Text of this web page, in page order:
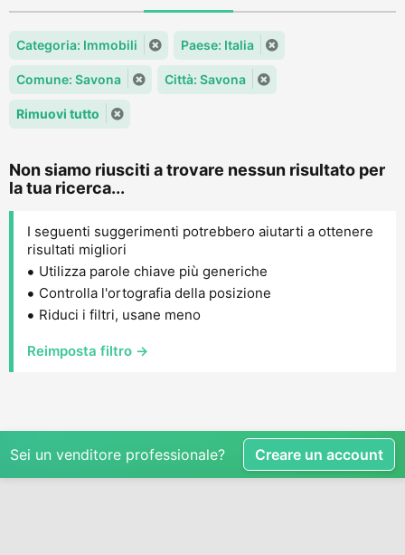
Categoria: Immobili Paese: Italia
Comune: Savona Città: Savona
Rimuovi tutto
Non siamo riusciti a trovare nessun risultato per
la tua ricerca...
I seguenti suggerimenti potrebbero aiutarti a ottenere
risultati migliori
Utilizza parole chiave più generiche
Controlla l'ortografia della posizione
Riduci i filtri, usane meno
Reimposta filtro →
Sei un venditore professionale? Creare un account